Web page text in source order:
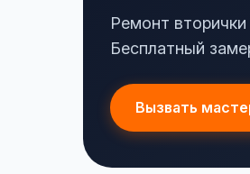
Ремонт
Бесплатный
Вызвать